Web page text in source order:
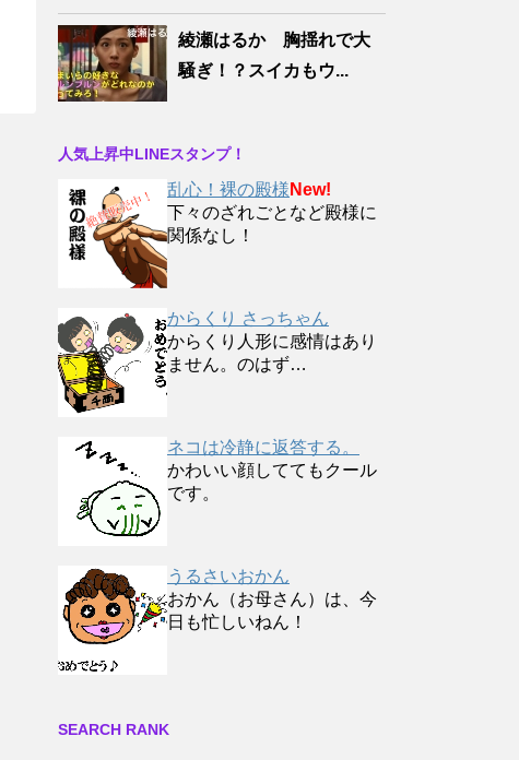
綾瀬はるか 胸揺れで大
騒ぎ！？スイカもウ...
人気上昇中LINEスタンプ！
乱心！裸の殿様 New!
下々のざれごとなど殿様に
関係なし！
からくり さっちゃん
からくり人形に感情はあり
ません。のはず…
ネコは冷静に返答する。
かわいい顔しててもクール
です。
うるさいおかん
おかん（お母さん）は、今
日も忙しいねん！
SEARCH RANK